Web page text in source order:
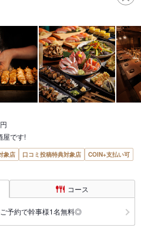
屋です!
象店 口コミ投稿特典対象店
COIN+支払い可
コース
ご予約で幹事様1名無料◎